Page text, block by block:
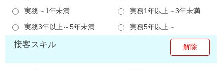
実務～1年未満
実務1年以上～3年未満
実務3年以上～5年未満
実務5年以上～
接客スキル